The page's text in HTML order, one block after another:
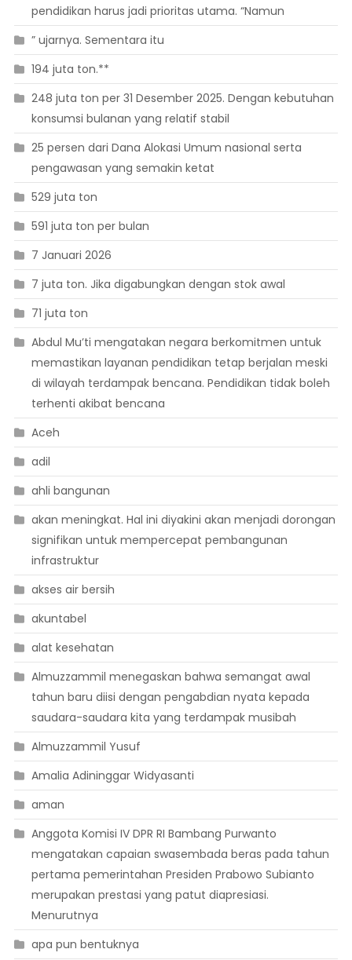
pendidikan harus jadi prioritas utama. “Namun
” ujarnya. Sementara itu
194 juta ton.**
248 juta ton per 31 Desember 2025. Dengan kebutuhan
konsumsi bulanan yang relatif stabil
25 persen dari Dana Alokasi Umum nasional serta
pengawasan yang semakin ketat
529 juta ton
591 juta ton per bulan
7 Januari 2026
7 juta ton. Jika digabungkan dengan stok awal
71 juta ton
Abdul Mu’ti mengatakan negara berkomitmen untuk
memastikan layanan pendidikan tetap berjalan meski
di wilayah terdampak bencana. Pendidikan tidak boleh
terhenti akibat bencana
Aceh
adil
ahli bangunan
akan meningkat. Hal ini diyakini akan menjadi dorongan
signifikan untuk mempercepat pembangunan
infrastruktur
akses air bersih
akuntabel
alat kesehatan
Almuzzammil menegaskan bahwa semangat awal
tahun baru diisi dengan pengabdian nyata kepada
saudara-saudara kita yang terdampak musibah
Almuzzammil Yusuf
Amalia Adininggar Widyasanti
aman
Anggota Komisi IV DPR RI Bambang Purwanto
mengatakan capaian swasembada beras pada tahun
pertama pemerintahan Presiden Prabowo Subianto
merupakan prestasi yang patut diapresiasi.
Menurutnya
apa pun bentuknya